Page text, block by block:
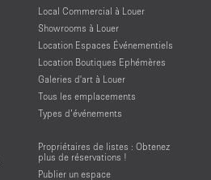
Local Commercial à Louer
Showrooms à Louer
Location Espaces Événementiels
Location Boutiques Ephémères
Galeries d'art à Louer
Tous les emplacements
Types d’événements
Propriétaires de listes : Obtenez
plus de réservations !
Publier un espace